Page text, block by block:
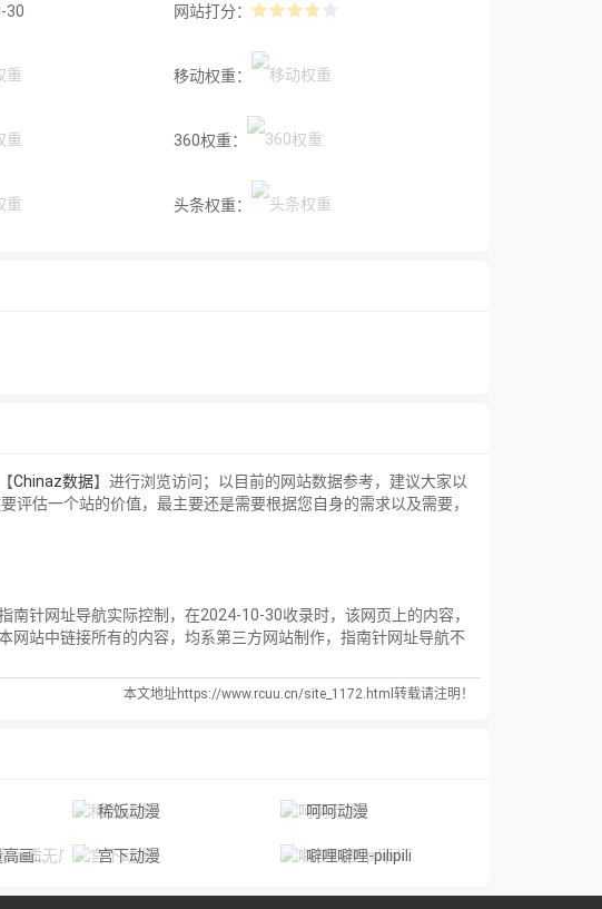
30 网站打分：
移动权重：
360权重：
头条权重：
Chinaz数据】进行浏览访问；以目前的网站数据参考，建议大家以
估一个站的价值，最主要还是需要根据您自身的需求以及需要，
针网址导航实际控制，在2024-10-30收录时，该网页上的内容，
站中链接所有的内容，均系第三方网站制作，指南针网址导航不
本文地址https://www.rcuu.cn/site_1172.html转载请注明！
稀饭动漫 呵呵动漫
广告 宫下动漫 噼哩噼哩-pilipili